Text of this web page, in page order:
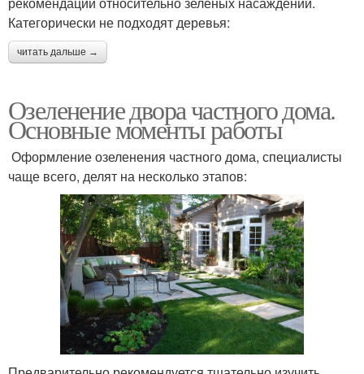
Категорически не подходят деревья:
читать дальше →
Озеленение двора частного дома.
Основные моменты работы
Оформление озеленения частного дома, специалисты
чаще всего, делят на несколько этапов: